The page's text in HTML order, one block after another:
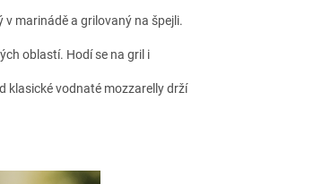
v marinádě a grilovaný na špejli.
oblastí. Hodí se na gril i
klasické vodnaté mozzarelly drží